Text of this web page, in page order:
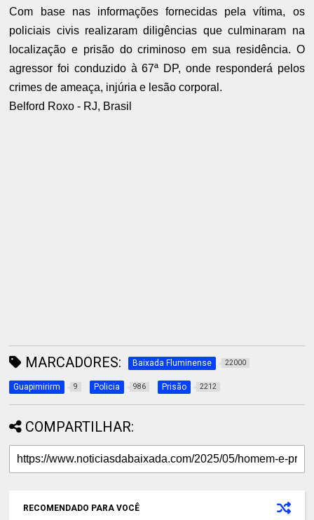
Com base nas informações fornecidas pela vítima, os
policiais civis realizaram diligências que culminaram na
localização e prisão do criminoso em sua residência. O
agressor foi conduzido à 67ª DP, onde responderá pelos
crimes de ameaça, injúria e lesão corporal.
Belford Roxo - RJ, Brasil
MARCADORES: Baixada Fluminense 22000
Guapimirirm 9 Policia 986 Prisão 2212
COMPARTILHAR:
RECOMENDADO PARA VOCÊ